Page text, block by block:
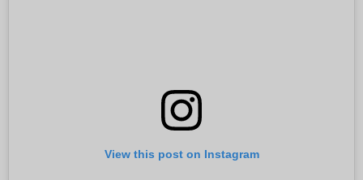
View this post on Instagram